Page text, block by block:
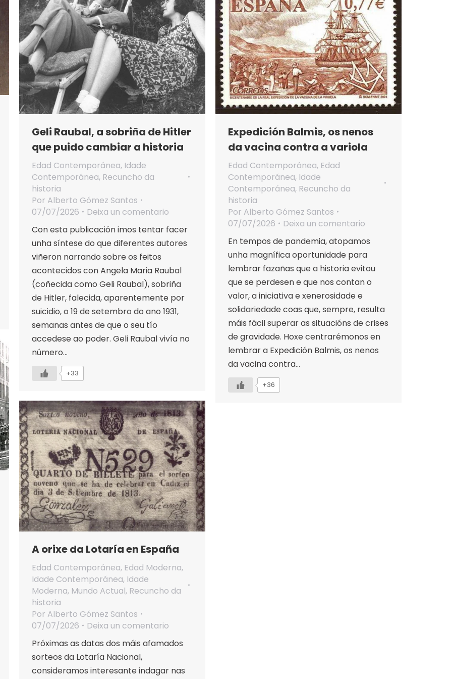
Geli Raubal, a sobriña de Hitler
que puido cambiar a historia
Edad Contemporánea, Idade
Contemporánea, Recuncho da
historia
Por Alberto Gómez Santos
07/07/2026
Deixa un comentario
Con esta publicación imos tentar facer
unha síntese do que diferentes autores
viñeron narrando sobre os feitos
acontecidos con Angela Maria Raubal
(coñecida como Geli Raubal), sobriña
de Hitler, falecida, aparentemente por
suicidio, o 19 de setembro do ano 1931,
semanas antes de que o seu tío
accedese ao poder. Geli Raubal vivía no
número…
+33
Expedición Balmis, os nenos
da vacina contra a variola
Edad Contemporánea, Edad
Contemporánea, Idade
Contemporánea, Recuncho da
historia
Por Alberto Gómez Santos
07/07/2026
Deixa un comentario
En tempos de pandemia, atopamos
unha magnífica oportunidade para
lembrar fazañas que a historia evitou
que se perdesen e que nos contan o
valor, a iniciativa e xenerosidade e
solidariedade coas que, sempre, resulta
máis fácil superar as situacións de crises
de gravidade. Hoxe centrarémonos en
lembrar a Expedición Balmis, os nenos
da vacina contra…
+36
A orixe da Lotaría en España
Edad Contemporánea, Edad Moderna,
Idade Contemporánea, Idade
Moderna, Mundo Actual, Recuncho da
historia
Por Alberto Gómez Santos
07/07/2026
Deixa un comentario
Próximas as datas dos máis afamados
sorteos da Lotaría Nacional,
consideramos interesante indagar nas